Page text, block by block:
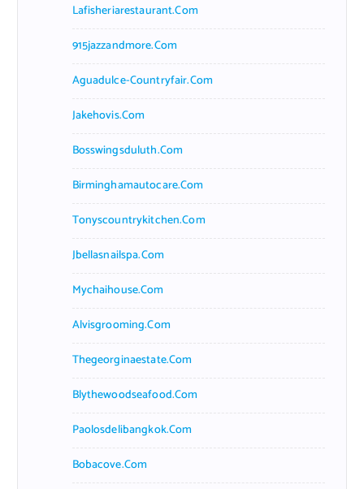
Lafisheriarestaurant.com
915jazzandmore.com
Aguadulce-Countryfair.com
Jakehovis.com
Bosswingsduluth.com
Birminghamautocare.com
Tonyscountrykitchen.com
Jbellasnailspa.com
Mychaihouse.com
Alvisgrooming.com
Thegeorginaestate.com
Blythewoodseafood.com
Paolosdelibangkok.com
Bobacove.com